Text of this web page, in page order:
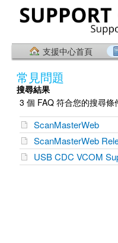
支援中心首頁
常見問題
搜尋結果
3 個 FAQ 符合您的搜尋條
ScanMasterWeb
ScanMasterWeb
USB CDC VCOM